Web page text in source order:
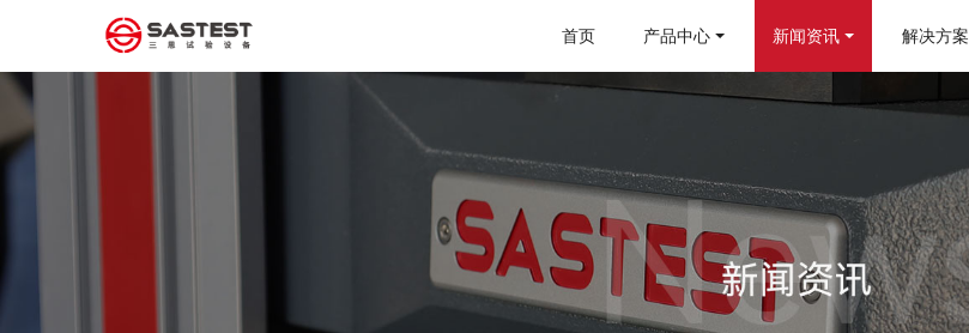
首页 产品中心 新闻资讯 解决方案